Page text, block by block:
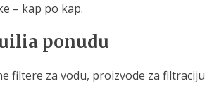
– kap po kap.
ponudu
filtere za vodu, proizvode za filtraciju